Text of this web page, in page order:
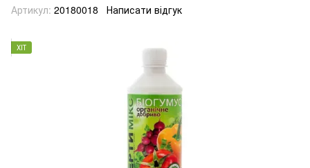
Артикул: 20180018 Написати відгук
ХІТ